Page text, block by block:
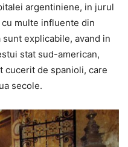
argentiniene, in jurul
multe influente din
explicabile, avand in
stat sud-american,
cucerit de spanioli, care
secole.